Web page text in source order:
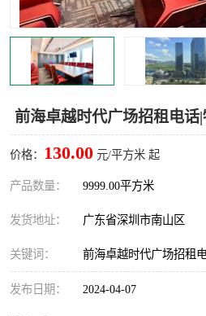
前海卓越时代广场招租电话|
价格： 130.00 元/平方米 起
产品数量： 9999.00平方米
发货地址： 广东省深圳市南山区
关键词： 前海卓越时代广场招租
发布日期： 2024-04-07
宝安区
兴东
车公庙
中心区
南山区